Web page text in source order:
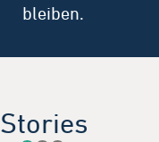
bleiben.
Stories